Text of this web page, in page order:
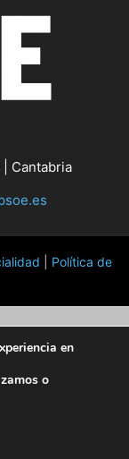
Cantabria
Política de
en
o